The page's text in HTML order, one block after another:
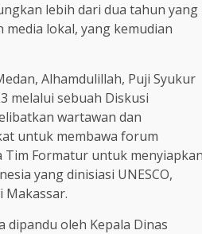
lebih dari dua tahun yang
lokal, yang kemudian
Alhamdulillah, Puji Syukur
melalui sebuah Diskusi
wartawan dan
untuk membawa forum
Tim Formatur untuk
yang dinisiasi UNESCO,
Makassar.
dipandu oleh Kepala Dinas